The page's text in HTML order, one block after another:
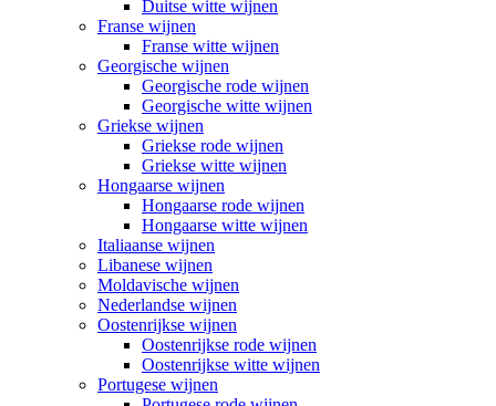
Duitse witte wijnen
Franse wijnen
Franse witte wijnen
Georgische wijnen
Georgische rode wijnen
Georgische witte wijnen
Griekse wijnen
Griekse rode wijnen
Griekse witte wijnen
Hongaarse wijnen
Hongaarse rode wijnen
Hongaarse witte wijnen
Italiaanse wijnen
Libanese wijnen
Moldavische wijnen
Nederlandse wijnen
Oostenrijkse wijnen
Oostenrijkse rode wijnen
Oostenrijkse witte wijnen
Portugese wijnen